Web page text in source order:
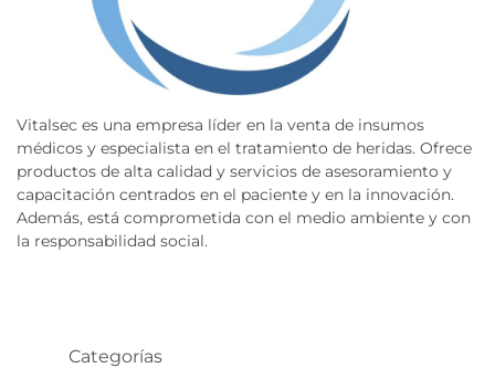
Vitalsec es una empresa líder en la venta de insumos
médicos y especialista en el tratamiento de heridas. Ofrece
productos de alta calidad y servicios de asesoramiento y
capacitación centrados en el paciente y en la innovación.
Además, está comprometida con el medio ambiente y con
la responsabilidad social.
Categorías